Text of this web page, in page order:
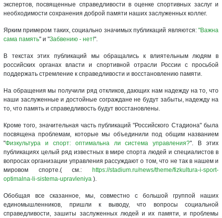
экспертов, посвященные справедливости в оценке спортивных заслуг и
необходимости сохранения доброй памяти наших заслуженных коллег.
Ярким примером таких, социально значимых публикаций являются: "Важна
сама память" и "Забвению - нет!".
В текстах этих публикаций мы обращались к влиятельным людям в
российских органах власти и спортивной отрасли России с просьбой
поддержать стремление к справедливости и восстановлению памяти.
На обращения мы получили ряд откликов, дающих нам надежду на то, что
наши заслуженные и достойные сограждане не будут забыты, надежду на
то, что память и справедливость будут восстановлены.
Кроме того, значительная часть публикаций "Российского Стадиона" была
посвящена проблемам, которые мы объединили под общим названием
"Физкультура и спорт: оптимальна ли система управления?". В этих
публикациях целый ряд известных в мире спорта людей и специалистов в
вопросах организации управления рассуждают о том, что не так в нашем и
мировом спорте.( см.:
https://stadium.ru/news/theme/fizkultura-i-sport-
optimalna-li-sistema-upravleniya ).
Обобщая все сказанное, мы, совместно с большой группой наших
единомышленников, пришли к выводу, что вопросы социальной
справедливости, зашиты заслуженных людей и их памяти, и проблемы